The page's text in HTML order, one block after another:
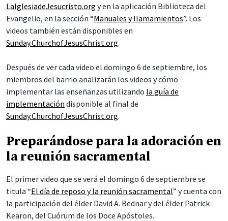
LaIglesiadeJesucristo.org y en la aplicación Biblioteca del
Evangelio, en la sección “Manuales y llamamientos”. Los
videos también están disponibles en
Sunday.ChurchofJesusChrist.org.
Después de ver cada video el domingo 6 de septiembre, los
miembros del barrio analizarán los videos y cómo
implementar las enseñanzas utilizando la guía de
implementación disponible al final de
Sunday.ChurchofJesusChrist.org.
Preparándose para la adoración en
la reunión sacramental
El primer video que se verá el domingo 6 de septiembre se
titula “El día de reposo y la reunión sacramental” y cuenta con
la participación del élder David A. Bednar y del élder Patrick
Kearon, del Cuórum de los Doce Apóstoles.